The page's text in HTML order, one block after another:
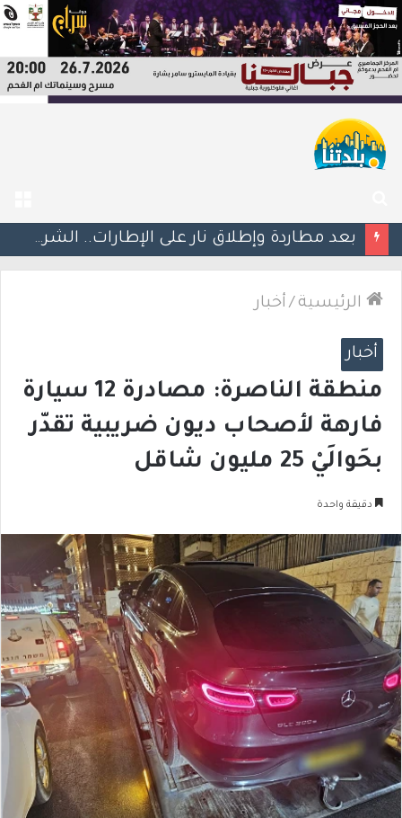
عن
اعتقال مشتبهين بعد إطلاق نار على عمود كهرباء وتهديد طواقم شركة الكهرباء في تل السبع
الرئيسية / أخبار
أخبار
منطقة الناصرة: مصادرة 12 سيارة
فارهة لأصحاب ديون ضريبية تقدّر
بحَوالَيْ 25 مليون شاقل
دقيقة واحدة